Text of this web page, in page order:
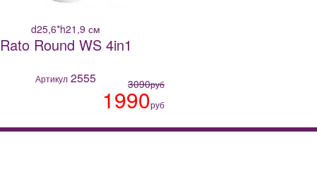
d25,6*h21,9 см
Rato Round WS 4in1
Артикул 2555 3090руб
1990руб